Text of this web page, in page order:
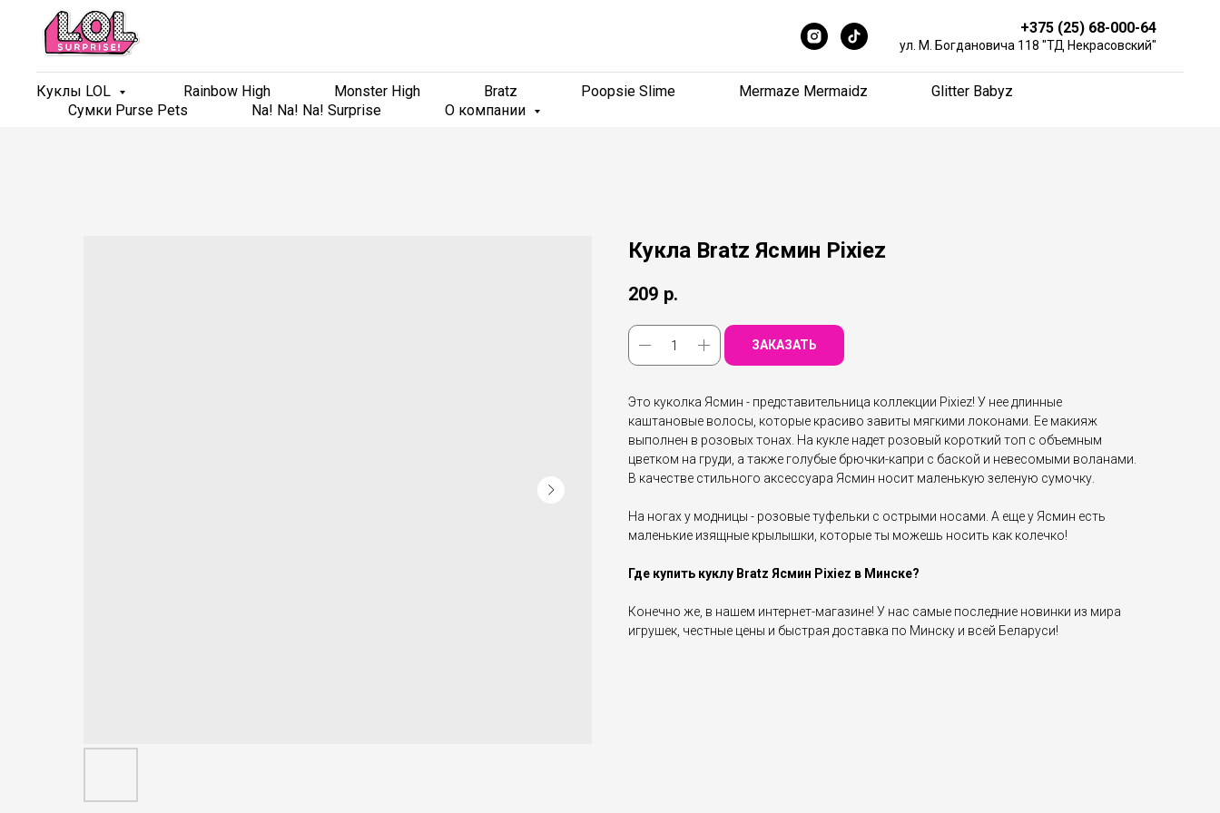
+375 (25) 68-000-64
ул. М. Богдановича 118 "ТД Некрасовский"
Куклы LOL Rainbow High Monster High Bratz Poopsie Slime Mermaze Mermaidz
Glitter Babyz
Сумки Purse Pets
Na! Na! Na! Surprise О компании
+375 (25) 68-000-64
ул. М. Богдановича 118 "ТД Некрасовский"
Куклы LOL Rainbow High Monster High Bratz Poopsie Slime Mermaze Mermaidz
Glitter Babyz
Сумки Purse Pets
Na! Na! Na! Surprise О компании
Кукла Bratz Ясмин Pixiez
209 р.
ЗАКАЗАТЬ
Это куколка Ясмин - представительница коллекции Pixiez! У нее длинные
каштановые волосы, которые красиво завиты мягкими локонами. Ее макияж
выполнен в розовых тонах. На кукле надет розовый короткий топ с объемным
цветком на груди, а также голубые брючки-капри с баской и невесомыми воланами.
В качестве стильного аксессуара Ясмин носит маленькую зеленую сумочку.
На ногах у модницы - розовые туфельки с острыми носами. А еще у Ясмин есть
маленькие изящные крылышки, которые ты можешь носить как колечко!
Где купить куклу Bratz Ясмин Pixiez в Минске?
Конечно же, в нашем интернет-магазине! У нас самые последние новинки из мира
игрушек, честные цены и быстрая доставка по Минску и всей Беларуси!